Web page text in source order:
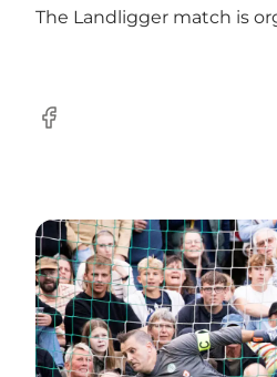
The Landligger match is
Facebook